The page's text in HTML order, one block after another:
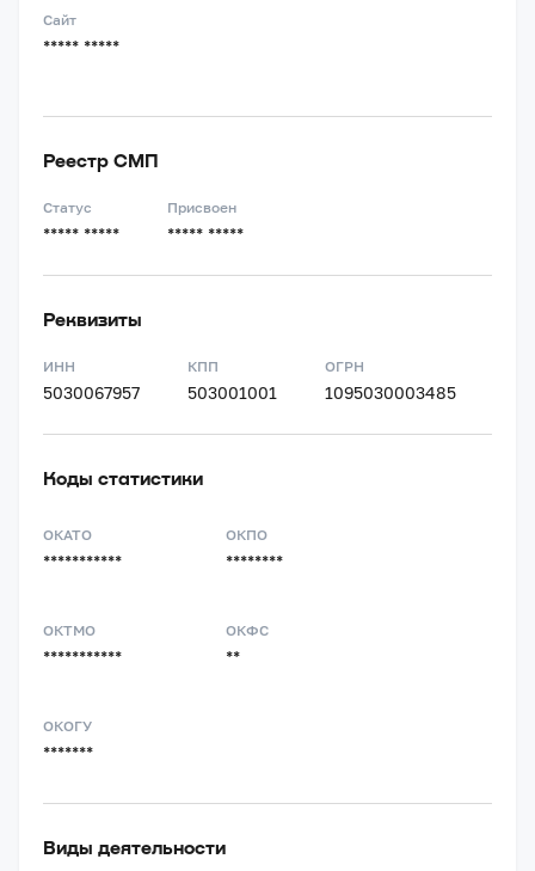
Сайт
***** *****
Реестр СМП
Статус
***** *****
Присвоен
***** *****
Реквизиты
ИНН
5030067957
КПП
503001001
ОГРН
1095030003485
Коды статистики
ОКАТО
***********
ОКПО
********
ОКТМО
***********
ОКФС
**
ОКОГУ
*******
Виды деятельности